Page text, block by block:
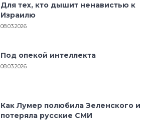
Для тех, кто дышит ненавистью к
Израилю
08.03.2026
Под опекой интеллекта
08.03.2026
Как Лумер полюбила Зеленского и
потеряла русские СМИ